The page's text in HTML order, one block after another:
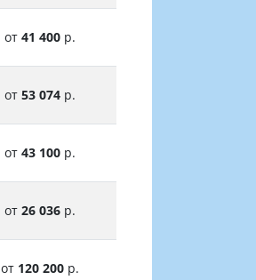
от 41 400р.
от 53 074р.
от 43 100р.
от 26 036р.
от 120 200р.